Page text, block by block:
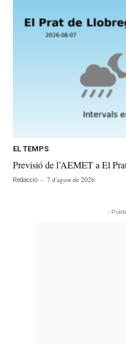
EL TEMPS
Previsió de l’AEMET a El
Redacció - 7 d'agost de 2026
-